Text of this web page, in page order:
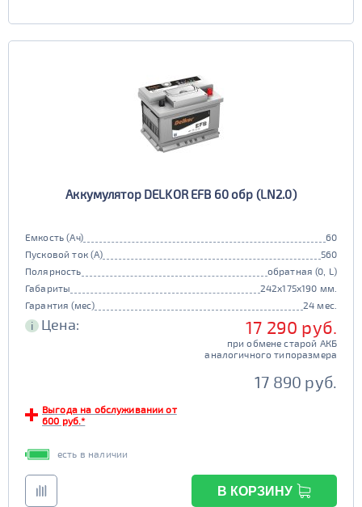
Аккумулятор DELKOR EFB 60 обр (LN2.0)
Емкость (Ач)
60
Пусковой ток (А)
560
Полярность
обратная (0, L)
Габариты
242x175x190 мм.
Гарантия (мес)
24 мес.
i Цена: 17 290 руб.
при обмене старой АКБ
аналогичного типоразмера
17 890 руб.
Выгода на обслуживании от
600 руб.*
есть в наличии
В КОРЗИНУ